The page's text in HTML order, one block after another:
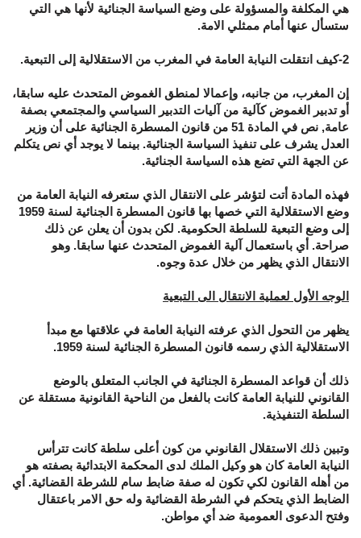
هي المكلفة والمسؤولة على وضع السياسة الجنائية لأنها هي التي
ستسأل عنها أمام ممثلي الامة.
2-كيف انتقلت النيابة العامة في المغرب من الاستقلالية إلى التبعية.
إن المغرب، من جانبه، وإعمالا لمنطق الغموض المتحدث عليه سابقا،
أو تدبير الغموض كآلية من آليات التدبير السياسي والمجتمعي بصفة
عامة, نص في المادة 51 من قانون المسطرة الجنائية على أن وزير
العدل يشرف على تنفيذ السياسة الجنائية. بينما لا يوجد أي نص يتكلم
عن الجهة التي تضع هذه السياسة الجنائية.
فهذه المادة أتت لتؤشر على الانتقال الذي ستعرفه النيابة العامة من
وضع الاستقلالية التي خصها بها قانون المسطرة الجنائية لسنة 1959
إلى وضع التبعية للسلطة الحكومية. لكن بدون أن يعلن عن ذلك
صراحة. أي باستعمال آلية الغموض المتحدث عنها سابقا. وهو
الانتقال الذي يظهر من خلال عدة وجوه.
الوجه الأول لعملية الانتقال الى التبعية
يظهر من التحول الذي عرفته النيابة العامة في علاقتها مع مبدأ
الاستقلالية الذي رسمه قانون المسطرة الجنائية لسنة 1959.
ذلك أن قواعد المسطرة الجنائية في الجانب المتعلق بالوضع
القانوني للنيابة العامة كانت بالفعل من الناحية القانونية مستقلة عن
السلطة التنفيذية.
وتبين ذلك الاستقلال القانوني من كون أعلى سلطة كانت تترأس
النيابة العامة كان هو وكيل الملك لدى المحكمة الابتدائية بصفته هو
من أهله القانون لكي تكون له صفة ضابط سام للشرطة القضائية. أي
الضابط الذي يتحكم في الشرطة القضائية وله حق الامر باعتقال
وفتح الدعوى العمومية ضد أي مواطن.